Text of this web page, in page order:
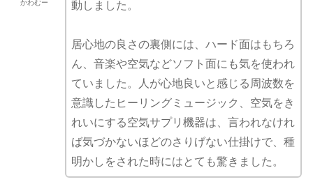
かわむー
動しました。
居心地の良さの裏側には、ハード面はもちろ
ん、音楽や空気などソフト面にも気を使われ
ていました。人が心地良いと感じる周波数を
意識したヒーリングミュージック、空気をき
れいにする空気サプリ機器は、言われなけれ
ば気づかないほどのさりげない仕掛けで、種
明かしをされた時にはとても驚きました。